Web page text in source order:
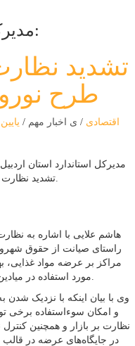
مدیرکل استاندارد استان اردبیل:
تشدید
طرح
اقتصادی / ی اخبار مهم /
مدیرکل استاندارد استان
هاشم علایی با اشاره به
راستای صیانت از حقوق
مراکز بر عرضه مواد غذایی،
وی با بیان اینکه با نزدیک
و امکان سوءاستفاده برخی
نظارت بر بازار و همچنین
در جایگاه‌های عرضه در